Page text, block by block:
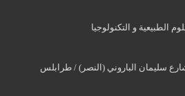
الطبيعية و التكنولوجيا
سليمان الباروني (النصر) / طرابلس